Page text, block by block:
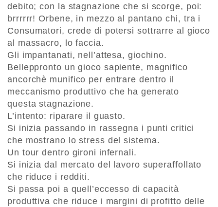
debito; con la stagnazione che si scorge, poi:
brrrrrr! Orbene, in mezzo al pantano chi, tra i
Consumatori, crede di potersi sottrarre al gioco
al massacro, lo faccia.
Gli impantanati, nell’attesa, giochino.
Belleppronto un gioco sapiente, magnifico
ancorchè munifico per entrare dentro il
meccanismo produttivo che ha generato
questa stagnazione.
L’intento: riparare il guasto.
Si inizia passando in rassegna i punti critici
che mostrano lo stress del sistema.
Un tour dentro gironi infernali.
Si inizia dal mercato del lavoro superaffollato
che riduce i redditi.
Si passa poi a quell’eccesso di capacità
produttiva che riduce i margini di profitto delle